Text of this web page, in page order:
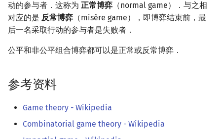
动的参与者．这称为 正常博弈 （normal game）．与之相
对应的是 反常博弈 （misère game），即博弈结束前，最
后一名采取行动的参与者是失败者．
公平和非公平组合博弈都可以是正常或反常博弈．
参考资料
Game theory - Wikipedia
Combinatorial game theory - Wikipedia